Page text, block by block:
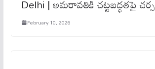
Delhi | అమరావతికి చట్టబద్ధతపై చర్చ
February 10, 2026